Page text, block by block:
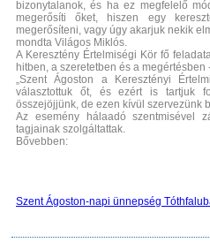
bizonytalanok, és ha ez megfelelő
megerősíti őket, hiszen egy
megerősíteni, vagy úgy akarjuk nekik
mondta Világos Miklós.
A Keresztény Értelmiségi Kör fő
hitben, a szeretetben és a
„Szent Ágoston a Keresztényi
választottuk őt, és ezért is tartjuk
összejöjjünk, de ezen kívül szervezünk
Az esemény hálaadó szentmisével
tagjainak szolgáltattak.
Bővebben:
Szent Ágoston-napi ünnepség